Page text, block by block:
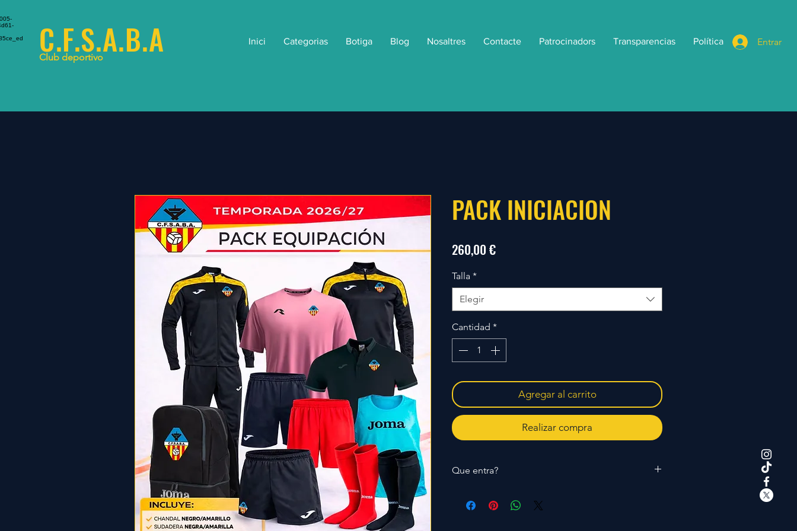
C.F.S.A.B.A
Club deportivo
Inici Categorias Botiga Blog Nosaltres Contacte Patrocinadors Transparencias Política Entrar
PACK INICIACION
260,00 €Precio
Talla *
Elegir
Cantidad *
Agregar al carrito
Realizar compra
Que entra?
de entreno, camisetas calentamiento, Polo, Bermuda,